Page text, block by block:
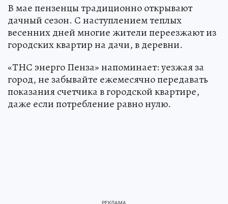
В мае пензенцы традиционно открывают
дачный сезон. С наступлением теплых
весенних дней многие жители переезжают из
городских квартир на дачи, в деревни.
«ТНС энерго Пенза» напоминает: уезжая за
город, не забывайте ежемесячно передавать
показания счетчика в городской квартире,
даже если потребление равно нулю.